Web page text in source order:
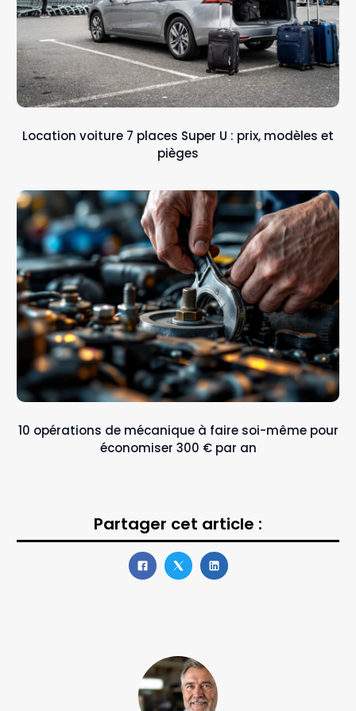
Location voiture 7 places Super U : prix, modèles et
pièges
10 opérations de mécanique à faire soi-même pour
économiser 300 € par an
Partager cet article :